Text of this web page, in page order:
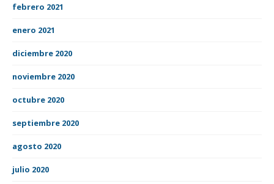
febrero 2021
enero 2021
diciembre 2020
noviembre 2020
octubre 2020
septiembre 2020
agosto 2020
julio 2020